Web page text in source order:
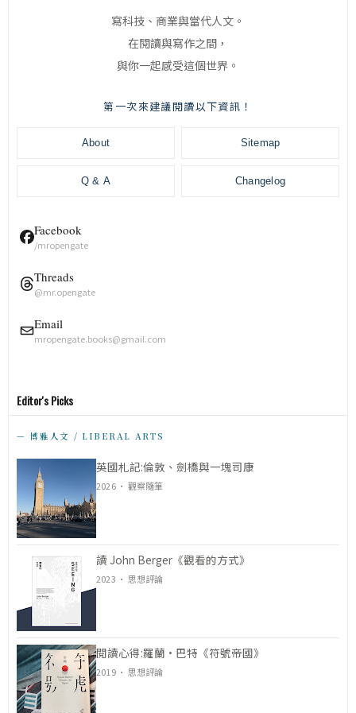
寫科技、商業與當代人文。
在閱讀與寫作之間，
與你一起感受這個世界。
第一次來建議閱讀以下資訊！
About Sitemap
Q & A Changelog
Facebook
/mropengate
Threads
@mr.opengate
Email
mropengate.books@gmail.com
Editor's Picks
— 博雅人文 / LIBERAL ARTS
英國札記:倫敦、劍橋與一塊司康
2026 · 觀察隨筆
讀 John Berger《觀看的方式》
2023 · 思想評論
閱讀心得:羅蘭·巴特《符號帝國》
2019 · 思想評論